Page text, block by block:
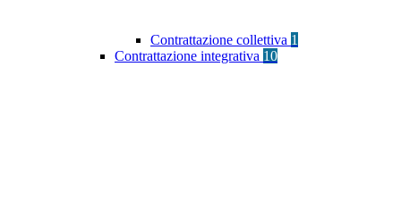
Contrattazione collettiva 1
Contrattazione integrativa 10